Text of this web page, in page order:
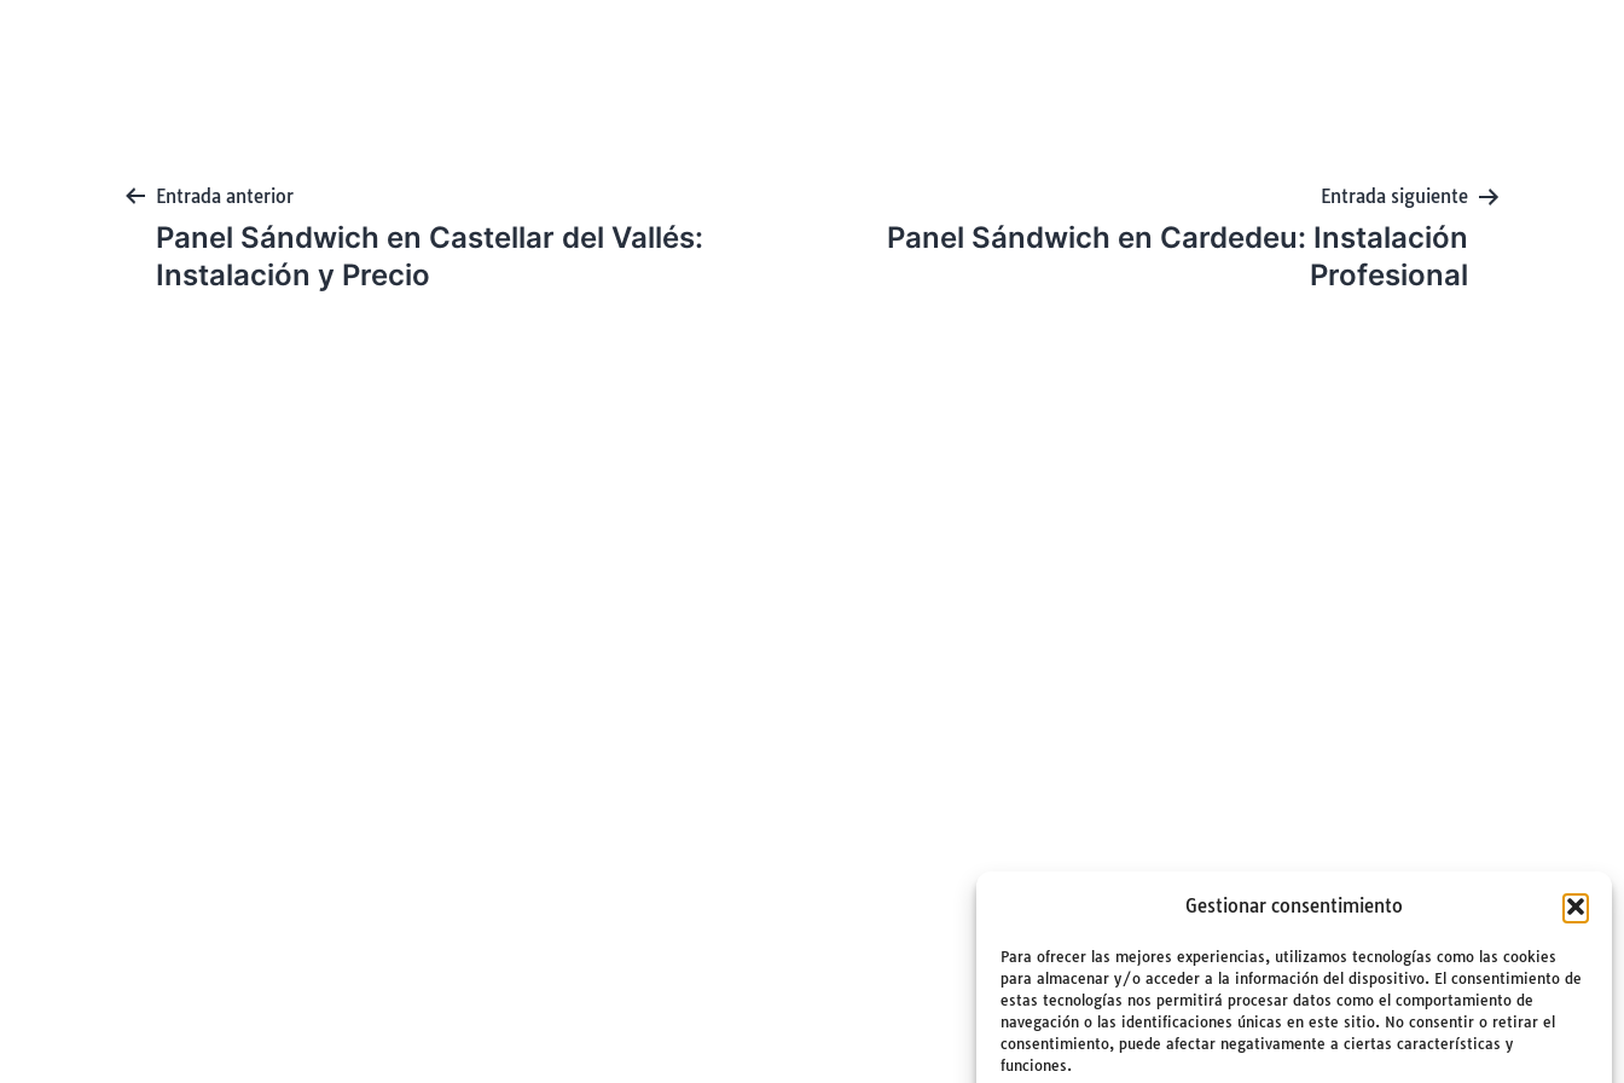
Gestionar consentimiento
Para ofrecer las mejores experiencias, utilizamos tecnologías como las cookies
para almacenar y/o acceder a la información del dispositivo. El consentimiento de
estas tecnologías nos permitirá procesar datos como el comportamiento de
navegación o las identificaciones únicas en este sitio. No consentir o retirar el
consentimiento, puede afectar negativamente a ciertas características y
funciones.
Entrada anterior
Panel Sándwich en Castellar del Vallés:
Instalación y Precio
Entrada siguiente
Panel Sándwich en Cardedeu: Instalación
Profesional